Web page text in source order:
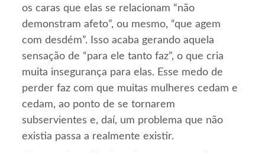
os caras que elas se relacionam “não
demonstram afeto”, ou mesmo, “que agem
com desdém”. Isso acaba gerando aquela
sensação de “para ele tanto faz”, o que cria
muita insegurança para elas. Esse medo de
perder faz com que muitas mulheres cedam e
cedam, ao ponto de se tornarem
subservientes e, daí, um problema que não
existia passa a realmente existir.